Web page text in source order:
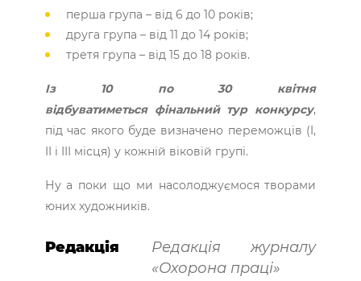
перша група – від 6 до 10 років;
друга група – від 11 до 14 років;
третя група – від 15 до 18 років.
Із 10 по 30 квітня
відбуватиметься фінальний тур конкурсу,
під час якого буде визначено переможців (I,
II і III місця) у кожній віковій групі.
Ну а поки що ми насолоджуємося творами
юних художників.
Редакція
Редакція журналу
«Охорона праці»